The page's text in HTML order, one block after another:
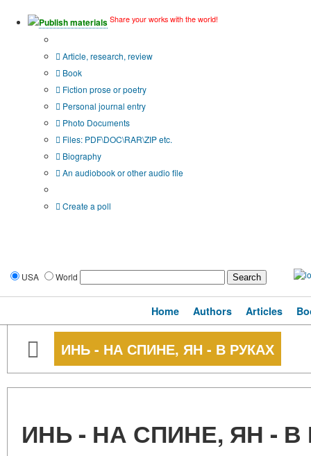
Publish materials Share your works with the world!
Article, research, review
Book
Fiction prose or poetry
Personal journal entry
Photo Documents
Files: PDF\DOC\RAR\ZIP etc.
Biography
An audiobook or other audio file
Create a poll
USA World
Home Authors Articles
ИНЬ - НА СПИНЕ, ЯН - В РУКАХ
ИНЬ - НА СПИНЕ, ЯН - В